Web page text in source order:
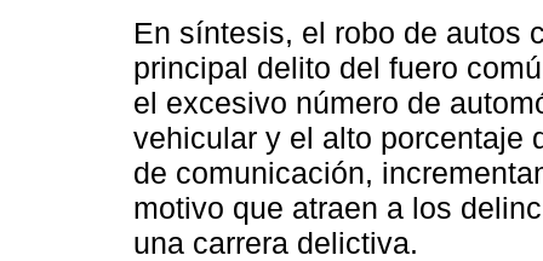
En síntesis, el robo de autos
principal delito del fuero
el excesivo número de
vehicular y el alto porcentaje
de comunicación,
motivo que atraen a los
una carrera delictiva.